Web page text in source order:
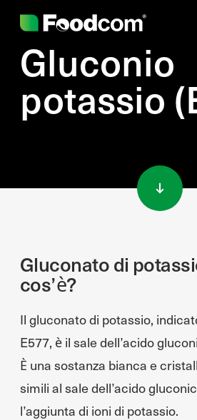
Gluconio
potassio
Gluconato di
cos’è?
Il gluconato di potassio,
E577, è il sale dell’acido
È una sostanza bianca e
simili al sale dell’acido
l’aggiunta di ioni di potassio.